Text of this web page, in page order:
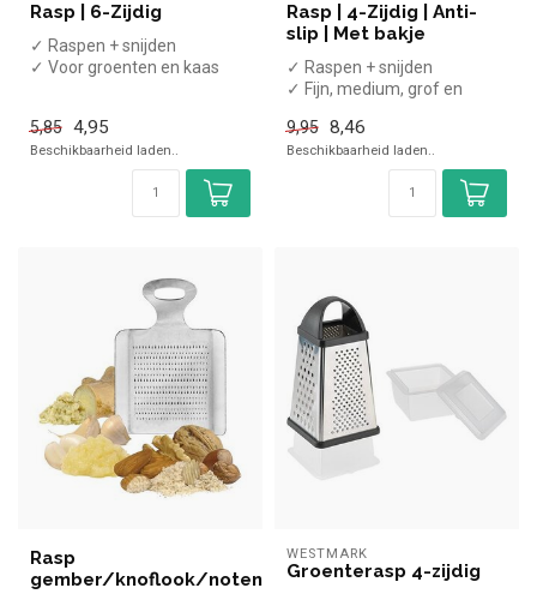
Rasp | 6-Zijdig
✓ Raspen + snijden
✓ Voor groenten en kaas
5,85 4,95
Beschikbaarheid laden..
Rasp | 4-Zijdig | Anti-
slip | Met bakje
✓ Raspen + snijden
✓ Fijn, medium, grof en
✓ Geschikt voor de
vaatwass...
9,95 8,46
Beschikbaarheid laden..
Rasp
gember/knoflook/noten
WESTMARK
Groenterasp 4-zijdig